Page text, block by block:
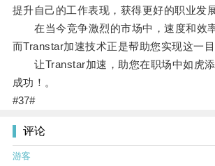
提升自己的工作表现，获得更好的职业发
在当今竞争激烈的市场中，速度和效率
而Transtar加速技术正是帮助您实现这一目
让Transtar加速，助您在职场中如虎添
成功！。
#37#
评论
游客